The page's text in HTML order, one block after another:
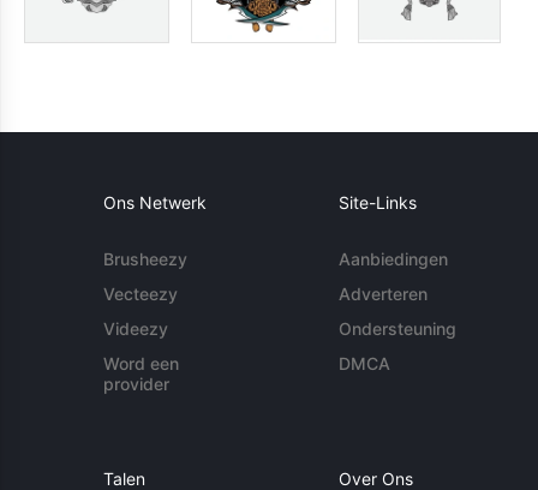
Ons Netwerk
Brusheezy
Vecteezy
Videezy
Word een
provider
Site-Links
Aanbiedingen
Adverteren
Ondersteuning
DMCA
Talen Over Ons